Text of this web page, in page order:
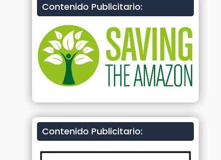
Contenido Publicitario:
Contenido Publicitario: